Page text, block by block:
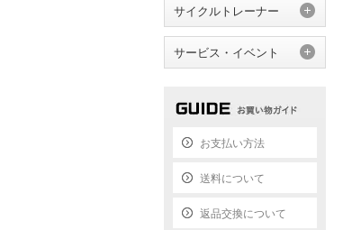
サイクルトレーナー
サービス・イベント
お支払い方法
送料について
返品交換について